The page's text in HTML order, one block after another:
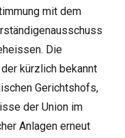
mit dem
Die
kürzlich bekannt
Gerichtshofs,
der Union im
Anlagen erneut